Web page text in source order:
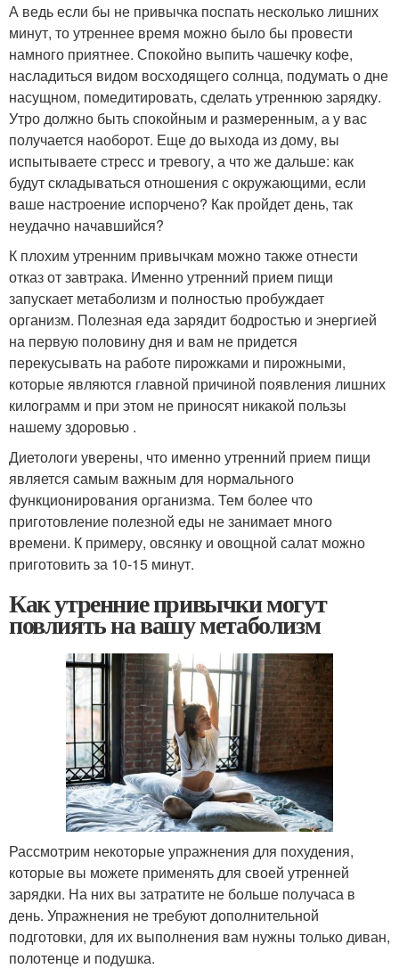
А ведь если бы не привычка поспать несколько лишних
минут, то утреннее время можно было бы провести
намного приятнее. Спокойно выпить чашечку кофе,
насладиться видом восходящего солнца, подумать о дне
насущном, помедитировать, сделать утреннюю зарядку.
Утро должно быть спокойным и размеренным, а у вас
получается наоборот. Еще до выхода из дому, вы
испытываете стресс и тревогу, а что же дальше: как
будут складываться отношения с окружающими, если
ваше настроение испорчено? Как пройдет день, так
неудачно начавшийся?
К плохим утренним привычкам можно также отнести
отказ от завтрака. Именно утренний прием пищи
запускает метаболизм и полностью пробуждает
организм. Полезная еда зарядит бодростью и энергией
на первую половину дня и вам не придется
перекусывать на работе пирожками и пирожными,
которые являются главной причиной появления лишних
килограмм и при этом не приносят никакой пользы
нашему здоровью .
Диетологи уверены, что именно утренний прием пищи
является самым важным для нормального
функционирования организма. Тем более что
приготовление полезной еды не занимает много
времени. К примеру, овсянку и овощной салат можно
приготовить за 10-15 минут.
Как утренние привычки могут
повлиять на вашу метаболизм
Рассмотрим некоторые упражнения для похудения,
которые вы можете применять для своей утренней
зарядки. На них вы затратите не больше получаса в
день. Упражнения не требуют дополнительной
подготовки, для их выполнения вам нужны только диван,
полотенце и подушка.